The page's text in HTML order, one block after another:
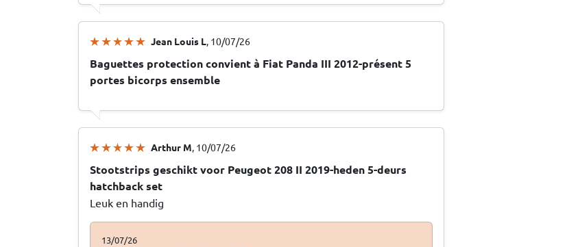
Jean Louis L, 10/07/26
Baguettes protection convient à Fiat Panda III 2012-présent 5
portes bicorps ensemble
Arthur M, 10/07/26
Stootstrips geschikt voor Peugeot 208 II 2019-heden 5-deurs
hatchback set
Leuk en handig
13/07/26